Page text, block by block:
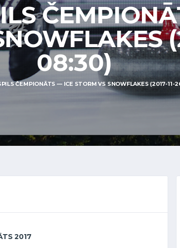
08:30)
ČEMPIONĀTS — ICE STORM VS SNOWFLAKES (2017-11-
2017